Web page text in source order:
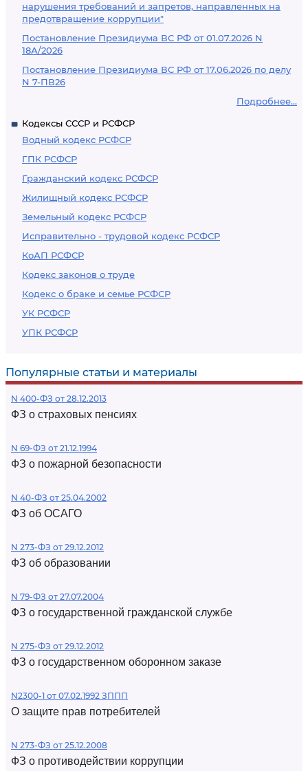
нарушения требований и запретов, направленных на
предотвращение коррупции"
Постановление Президиума ВС РФ от 01.07.2026 N
18А/2026
Постановление Президиума ВС РФ от 17.06.2026 по делу
N 7-ПВ26
Подробнее...
Кодексы СССР и РСФСР
Водный кодекс РСФСР
ГПК РСФСР
Гражданский кодекс РСФСР
Жилищный кодекс РСФСР
Земельный кодекс РСФСР
Исправительно - трудовой кодекс РСФСР
КоАП РСФСР
Кодекс законов о труде
Кодекс о браке и семье РСФСР
УК РСФСР
УПК РСФСР
Популярные статьи и материалы
N 400-ФЗ от 28.12.2013
ФЗ о страховых пенсиях
N 69-ФЗ от 21.12.1994
ФЗ о пожарной безопасности
N 40-ФЗ от 25.04.2002
ФЗ об ОСАГО
N 273-ФЗ от 29.12.2012
ФЗ об образовании
N 79-ФЗ от 27.07.2004
ФЗ о государственной гражданской службе
N 275-ФЗ от 29.12.2012
ФЗ о государственном оборонном заказе
N2300-1 от 07.02.1992 ЗППП
О защите прав потребителей
N 273-ФЗ от 25.12.2008
ФЗ о противодействии коррупции